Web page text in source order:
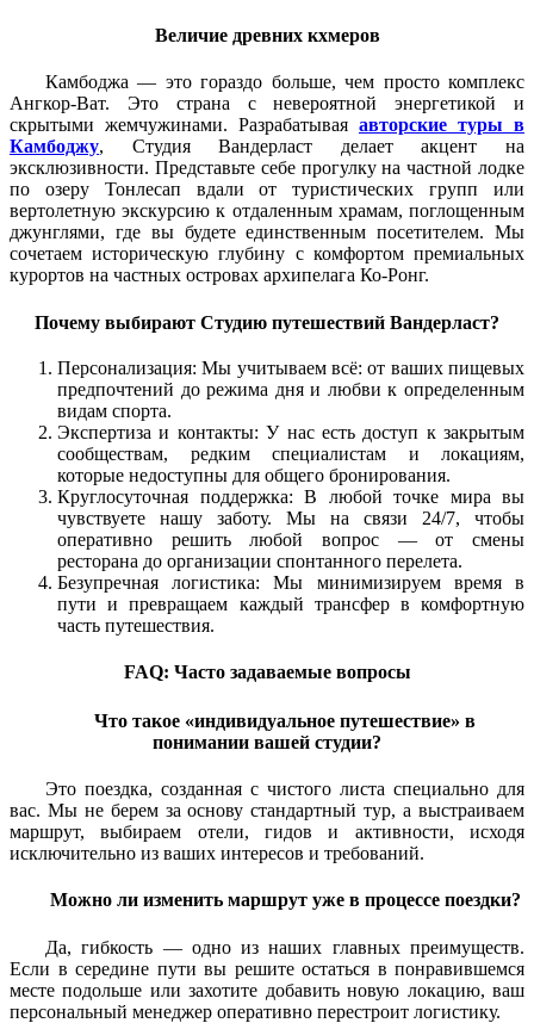
Величие древних кхмеров
Камбоджа — это гораздо больше, чем просто комплекс
Ангкор-Ват. Это страна с невероятной энергетикой и
скрытыми жемчужинами. Разрабатывая авторские туры в
Камбоджу, Студия Вандерласт делает акцент на
эксклюзивности. Представьте себе прогулку на частной лодке
по озеру Тонлесап вдали от туристических групп или
вертолетную экскурсию к отдаленным храмам, поглощенным
джунглями, где вы будете единственным посетителем. Мы
сочетаем историческую глубину с комфортом премиальных
курортов на частных островах архипелага Ко-Ронг.
Почему выбирают Студию путешествий Вандерласт?
Персонализация: Мы учитываем всё: от ваших пищевых
предпочтений до режима дня и любви к определенным
видам спорта.
Экспертиза и контакты: У нас есть доступ к закрытым
сообществам, редким специалистам и локациям,
которые недоступны для общего бронирования.
Круглосуточная поддержка: В любой точке мира вы
чувствуете нашу заботу. Мы на связи 24/7, чтобы
оперативно решить любой вопрос — от смены
ресторана до организации спонтанного перелета.
Безупречная логистика: Мы минимизируем время в
пути и превращаем каждый трансфер в комфортную
часть путешествия.
FAQ: Часто задаваемые вопросы
Что такое «индивидуальное путешествие» в
понимании вашей студии?
Это поездка, созданная с чистого листа специально для
вас. Мы не берем за основу стандартный тур, а выстраиваем
маршрут, выбираем отели, гидов и активности, исходя
исключительно из ваших интересов и требований.
Можно ли изменить маршрут уже в процессе поездки?
Да, гибкость — одно из наших главных преимуществ.
Если в середине пути вы решите остаться в понравившемся
месте подольше или захотите добавить новую локацию, ваш
персональный менеджер оперативно перестроит логистику.